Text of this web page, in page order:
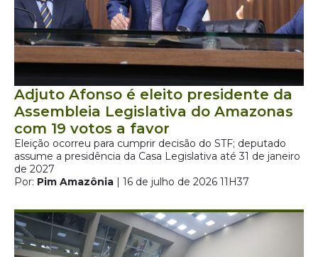
Adjuto Afonso é eleito presidente da
Assembleia Legislativa do Amazonas
com 19 votos a favor
Eleição ocorreu para cumprir decisão do STF; deputado
assume a presidência da Casa Legislativa até 31 de janeiro
de 2027
Por: Pim Amazônia | 16 de julho de 2026 11H37